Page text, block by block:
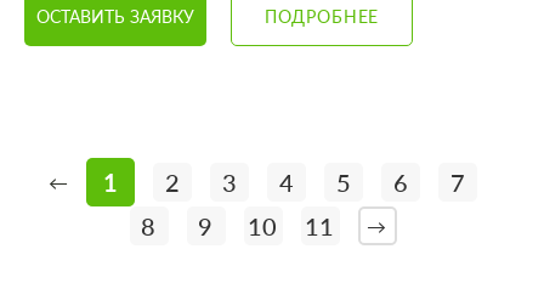
ОСТАВИТЬ ЗАЯВКУ ПОДРОБНЕЕ
← 1 2 3 4 5 6
7
8
9 10 11 →